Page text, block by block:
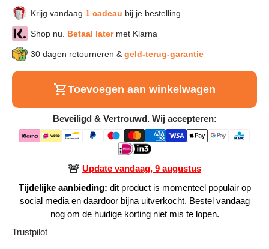
Keuken & Koken
Alle collecties
Volg je bestelling
Blogs
Krijg vandaag 1 cadeau bij je bestelling
Shop nu. Betaal latermet Klarna
30 dagen retourneren & geld-terug-garantie
Toevoegen aan winkelwagen
Beveiligd & Vertrouwd. Wij accepteren:
🚨 Update vandaag, 9 augustus
Tijdelijke aanbieding: dit product is momenteel populair op
social media en daardoor bijna uitverkocht. Bestel vandaag
nog om de huidige korting niet mis te lopen.
Trustpilot